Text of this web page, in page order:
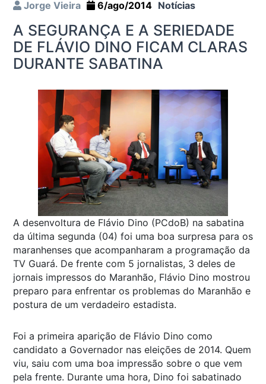
Jorge Vieira 6/ago/2014 Notícias
A SEGURANÇA E A SERIEDADE
DE FLÁVIO DINO FICAM CLARAS
DURANTE SABATINA
A desenvoltura de Flávio Dino (PCdoB) na sabatina
da última segunda (04) foi uma boa surpresa para os
maranhenses que acompanharam a programação da
TV Guará. De frente com 5 jornalistas, 3 deles de
jornais impressos do Maranhão, Flávio Dino mostrou
preparo para enfrentar os problemas do Maranhão e
postura de um verdadeiro estadista.
Foi a primeira aparição de Flávio Dino como
candidato a Governador nas eleições de 2014. Quem
viu, saiu com uma boa impressão sobre o que vem
pela frente. Durante uma hora, Dino foi sabatinado